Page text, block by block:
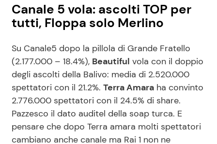
Canale 5 vola: ascolti TOP per
tutti, Floppa solo Merlino
Su Canale5 dopo la pillola di Grande Fratello
(2.177.000 – 18.4%), Beautiful vola con il doppio
degli ascolti della Balivo: media di 2.520.000
spettatori con il 21.2%. Terra Amara ha convinto
2.776.000 spettatori con il 24.5% di share.
Pazzesco il dato auditel della soap turca. E
pensare che dopo Terra amara molti spettatori
cambiano anche canale ma Rai 1 non ne